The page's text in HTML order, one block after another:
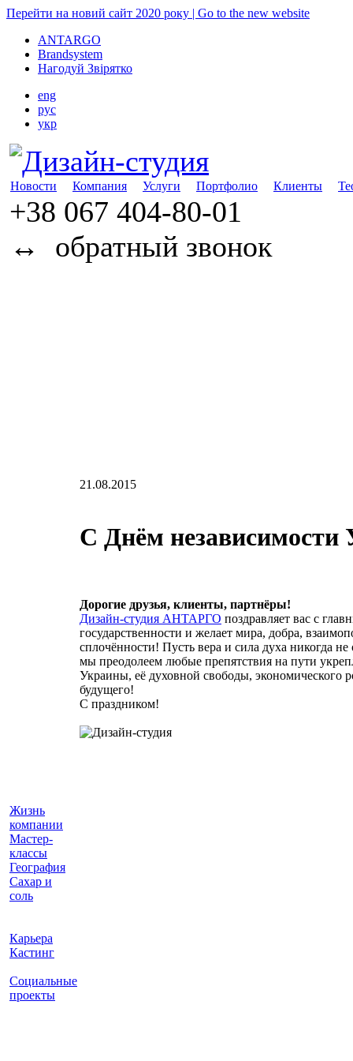
Перейти на новий сайт 2020 року | Go to the new website
ANTARGO
Brandsystem
Нагодуй Звірятко
eng
рус
укр
Новости Компания Услуги Портфолио Клиенты
+38 067 404-80-01
↔
обратный звонок
Жизнь
компании
Мастер-
классы
География
Сахар и
соль
Карьера
Кастинг
Социальные
проекты
21.08.2015
С Днём
Дорогие друзья, клиенты, партнёры!
Дизайн-студия АНТАРГО поздравляет вас с
государственности и желает мира, добра,
сплочённости! Пусть вера и сила духа никогда не
мы преодолеем любые препятствия на пути
Украины, её духовной свободы, экономического
будущего!
С праздником!